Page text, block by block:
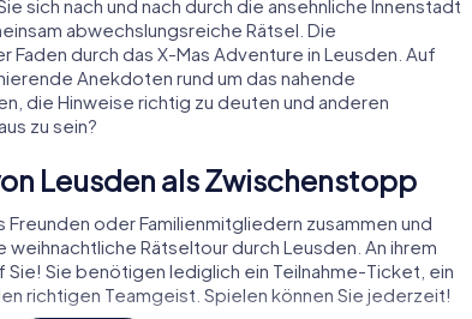
sich nach und nach durch die ansehnliche Innenstadt
abwechslungsreiche Rätsel. Die
durch das X-Mas Adventure in Leusden. Auf
Anekdoten rund um das nahende
die Hinweise richtig zu deuten und anderen
zu sein?
Leusden als Zwischenstopp
oder Familienmitgliedern zusammen und
Rätseltour durch Leusden. An ihrem
Sie benötigen lediglich ein Teilnahme-Ticket, ein
richtigen Teamgeist. Spielen können Sie jederzeit!